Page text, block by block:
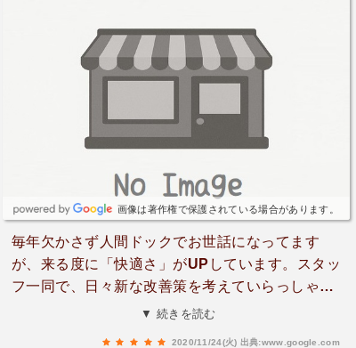
私の体調が悪くなったのですが、その旨伝えたら
その後のそれぞれの診察への申し送りしっかりし
てくださって、とにかく気遣いがすごいです。ス
て来ました。建物も清潔感があって安心ができま
す。健康診断することがあったらまた是非こちら
画像は著作権で保護されている場合があります。
毎年欠かさず人間ドックでお世話になってます
が、来る度に「快適さ」がUPしています。スタッ
フ一同で、日々新な改善策を考えていらっしゃる
成果でしょう。コロナの中ですが、対策を徹底さ
▼ 続きを読む
2020/11/24(火) 出典:www.google.com